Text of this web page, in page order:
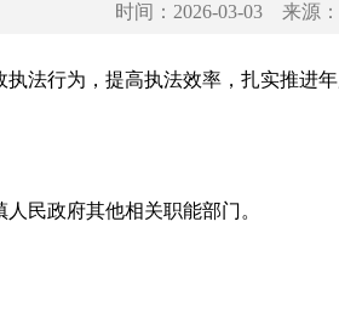
时间：2026-03-03 来源：
法行为，提高执法效率，扎实推进
民政府其他相关职能部门。